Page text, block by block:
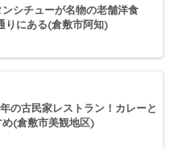
ンシチューが名物の老舗洋食
りにある(倉敷市阿知)
の古民家レストラン！カレーと
(倉敷市美観地区)